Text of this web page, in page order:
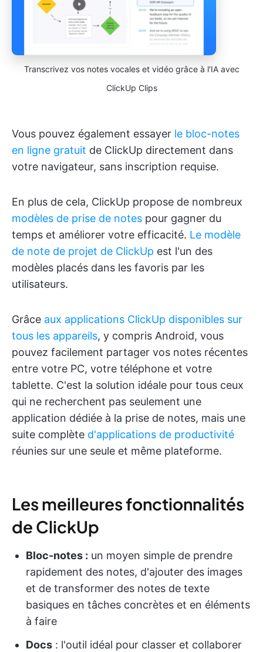
Transcrivez vos notes vocales et vidéo grâce à l'IA avec
ClickUp Clips
Vous pouvez également essayer le bloc-notes
en ligne gratuit de ClickUp directement dans
votre navigateur, sans inscription requise.
En plus de cela, ClickUp propose de nombreux
modèles de prise de notes pour gagner du
temps et améliorer votre efficacité. Le modèle
de note de projet de ClickUp est l'un des
modèles placés dans les favoris par les
utilisateurs.
Grâce aux applications ClickUp disponibles sur
tous les appareils, y compris Android, vous
pouvez facilement partager vos notes récentes
entre votre PC, votre téléphone et votre
tablette. C'est la solution idéale pour tous ceux
qui ne recherchent pas seulement une
application dédiée à la prise de notes, mais une
suite complète d'applications de productivité
réunies sur une seule et même plateforme.
Les meilleures fonctionnalités
de ClickUp
Bloc-notes : un moyen simple de prendre
rapidement des notes, d'ajouter des images
et de transformer des notes de texte
basiques en tâches concrètes et en éléments
à faire
Docs : l'outil idéal pour classer et collaborer